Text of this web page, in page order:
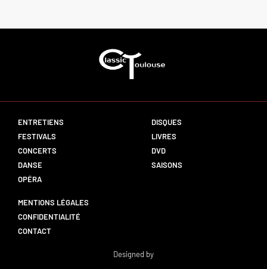
ENTRETIENS
FESTIVALS
CONCERTS
DANSE
OPÉRA
DISQUES
LIVRES
DVD
SAISONS
MENTIONS LÉGALES
CONFIDENTIALITÉ
CONTACT
Designed by